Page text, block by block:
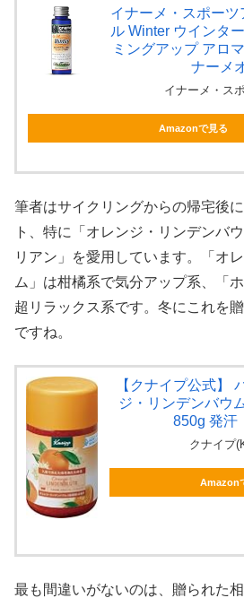
イナーメ・スポーツ
ル Winter ウインタ
ミングアップ アロ
ナーメ
イナーメ・ス
Amazonで見る
筆者はサイクリングからの帰宅後
ト、特に「オレンジ・リンデンバ
リアン」を愛用しています。「オ
ム」は柑橘系で気分アップ系、「
超リラックス系です。冬にこれを
ですね。
【クナイプ公式】
ジ・リンデンバウ
850g 発汗
クナイプ
Amazon
最も間違いがないのは、贈られた